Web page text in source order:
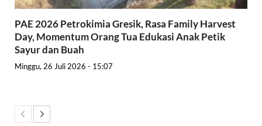
PAE 2026 Petrokimia Gresik, Rasa Family Harvest
Day, Momentum Orang Tua Edukasi Anak Petik
Sayur dan Buah
Minggu, 26 Juli 2026 - 15:07